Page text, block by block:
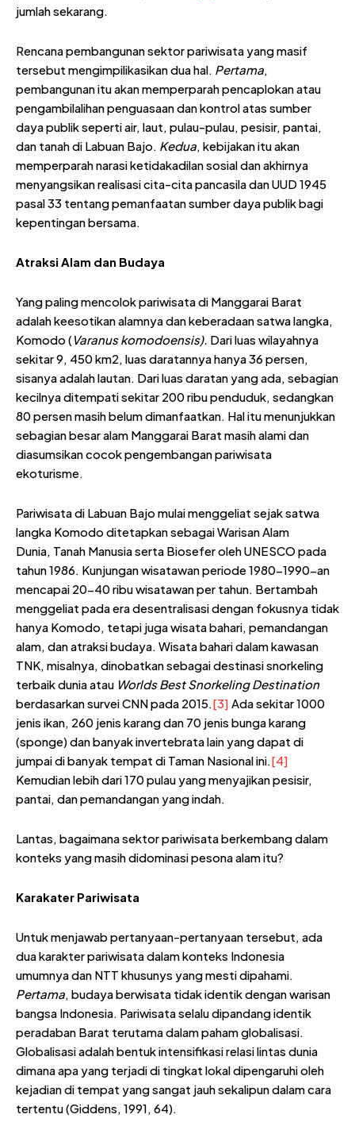
jumlah sekarang.
Rencana pembangunan sektor pariwisata yang masif
tersebut mengimpilikasikan dua hal. Pertama
pembangunan itu akan memperparah pencaplokan atau
pengambilalihan penguasaan dan kontrol atas sumber
daya publik seperti air, laut, pulau-pulau, pesisir, pantai,
dan tanah di Labuan Bajo. Kedua , kebijakan itu akan
memperparah narasi ketidakadilan sosial dan akhirnya
menyangsikan realisasi cita-cita pancasila dan UUD 1945
pasal 33 tentang pemanfaatan sumber daya publik bagi
kepentingan bersama.
Atraksi Alam dan Budaya
Yang paling mencolok pariwisata di Manggarai Barat
adalah keesotikan alamnya dan keberadaan satwa langka,
Komodo ( Varanuskomodoensis). Dari luas wilayahnya
sekitar 9, 450 km2, luas daratannya hanya 36 persen,
sisanya adalah lautan. Dari luas daratan yang ada, sebagian
kecilnya ditempati sekitar 200 ribu penduduk, sedangkan
80 persen masih belum dimanfaatkan. Hal itu menunjukkan
sebagian besar alam Manggarai Barat masih alami dan
diasumsikan cocok pengembangan pariwisata
ekoturisme.
Pariwisata di Labuan Bajo mulai menggeliat sejak satwa
langka Komodo ditetapkan sebagai Warisan Alam
Dunia, Tanah Manusia serta Biosefer oleh UNESCO pada
tahun 1986. Kunjungan wisatawan periode 1980-1990-an
mencapai 20-40 ribu wisatawan per tahun. Bertambah
menggeliat pada era desentralisasi dengan fokusnya tidak
hanya Komodo, tetapi juga wisata bahari, pemandangan
alam, dan atraksi budaya. Wisata bahari dalam kawasan
TNK, misalnya, dinobatkan sebagai destinasi snorkeling
terbaik dunia atau Worlds Best Snorkeling Destination
berdasarkan survei CNN pada 2015. [3] Ada sekitar 1000
jenis ikan, 260 jenis karang dan 70 jenis bunga karang
(sponge) dan banyak invertebrata lain yang dapat di
jumpai di banyak tempat di Taman Nasional ini. [4]
Kemudian lebih dari 170 pulau yang menyajikan pesisir,
pantai, dan pemandangan yang indah.
Lantas, bagaimana sektor pariwisata berkembang dalam
konteks yang masih didominasi pesona alam itu?
Karakater Pariwisata
Untuk menjawab pertanyaan-pertanyaan tersebut, ada
dua karakter pariwisata dalam konteks Indonesia
umumnya dan NTT khusunys yang mesti dipahami.
Pertama , budaya berwisata tidak identik dengan warisan
bangsa Indonesia. Pariwisata selalu dipandang identik
peradaban Barat terutama dalam paham globalisasi.
Globalisasi adalah bentuk intensifikasi relasi lintas dunia
dimana apa yang terjadi di tingkat lokal dipengaruhi oleh
kejadian di tempat yang sangat jauh sekalipun dalam cara
tertentu (Giddens, 1991, 64).